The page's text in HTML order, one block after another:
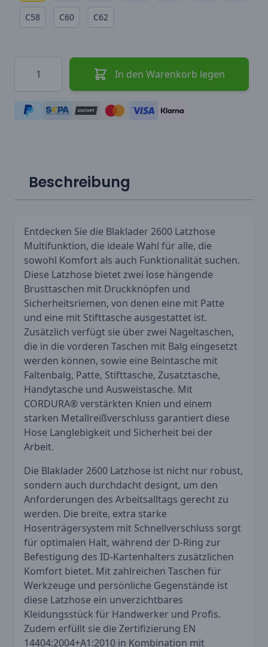
C58 C60 C62
In den Warenkorb legen
Beschreibung
Entdecken Sie die Blaklader 2600 Latzhose
Multifunktion, die ideale Wahl für alle, die
sowohl Komfort als auch Funktionalität suchen.
Diese Latzhose bietet zwei lose hängende
Brusttaschen mit Druckknöpfen und
Sicherheitsriemen, von denen eine mit Patte
und eine mit Stifttasche ausgestattet ist.
Zusätzlich verfügt sie über zwei Nageltaschen,
die in die vorderen Taschen mit Balg eingesetzt
werden können, sowie eine Beintasche mit
Faltenbalg, Patte, Stifttasche, Zusatztasche,
Handytasche und Ausweistasche. Mit
CORDURA® verstärkten Knien und einem
starken Metallreißverschluss garantiert diese
Hose Langlebigkeit und Sicherheit bei der
Arbeit.
Die Blaklader 2600 Latzhose ist nicht nur robust,
sondern auch durchdacht designt, um den
Anforderungen des Arbeitsalltags gerecht zu
werden. Die breite, extra starke
Hosenträgersystem mit Schnellverschluss sorgt
für optimalen Halt, während der D-Ring zur
Befestigung des ID-Kartenhalters zusätzlichen
Komfort bietet. Mit zahlreichen Taschen für
Werkzeuge und persönliche Gegenstände ist
diese Latzhose ein unverzichtbares
Kleidungsstück für Handwerker und Profis.
Zudem erfüllt sie die Zertifizierung EN
14404:2004+A1:2010 in Kombination mit